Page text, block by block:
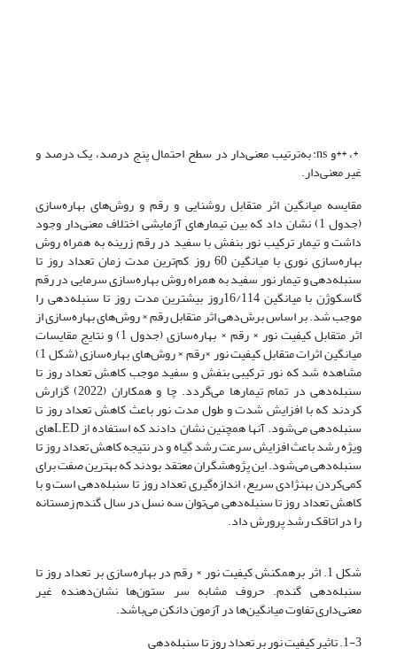
*، **و ns: به‌ترتیب معنی‌دار در سطح احتمال پنج درصد، یک درصد و
غیر معنی‌دار.
مقایسه میانگین اثر متقابل روشنایی و رقم و روش‌های بهاره‌سازی
(جدول 1) نشان داد که بین تیمارهای آزمایشی اختلاف معنی‌دار وجود
داشت و تیمار ترکیب نور بنفش با سفید در رقم زرینه به همراه روش
بهاره‌سازی نوری با میانگین 60 روز کم‌ترین مدت زمان تعداد روز تا
سنبله‌دهی و تیمار نور سفید به همراه روش بهاره‌سازی سرمایی در رقم
گاسکوژن با میانگین 16/114روز بیشترین مدت روز تا سنبله‌دهی را
موجب شد. بر اساس برش‌دهی اثر متقابل رقم × روش‌های بهاره‌سازی از
اثر متقابل کیفیت نور × رقم × بهاره‌سازی (جدول 1) و نتایج مقایسات
میانگین اثرات متقابل کیفیت نور ×رقم × روش‌های بهاره‌سازی (شکل 1)
مشاهده شد که نور ترکیبی بنفش و سفید موجب کاهش تعداد روز تا
سنبله‌دهی در تمام تیمارها می‌گردد. چا و همکاران (2022) گزارش
کردند که با افزایش شدت و طول مدت نور باعث کاهش تعداد روز تا
سنبله‌دهی می‌شود. آنها همچنین نشان دادند که استفاده از LED‌های
ویژه رشد باعث افزایش سرعت رشد گیاه و در نتیجه کاهش تعداد روز تا
سنبله‌دهی می‌شود. این پژوهشگران معتقد بودند که بهترین صفت برای
کمی‌کردن بهنژادی سریع، اندازه‌گیری تعداد روز تا سنبله‌دهی است و با
کاهش تعداد روز تا سنبله‌دهی می‌توان سه نسل در سال گندم زمستانه
را در اتاقک رشد پرورش داد.
شکل 1. اثر برهمکنش کیفیت نور × رقم در بهاره‌سازی بر تعداد روز تا
سنبله‌دهی گندم. حروف مشابه سر ستون‌ها نشان‌دهنده غیر
معنی‌داری تفاوت میانگین‌ها در آزمون دانکن می‌باشد.
1-3. تاثیر کیفیت نور بر تعداد روز تا سنبله‌دهی